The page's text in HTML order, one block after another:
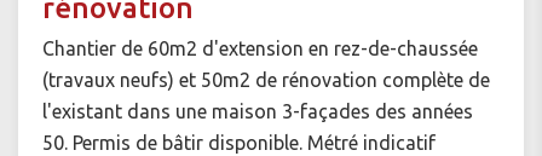
rénovation
Chantier de 60m2 d'extension en rez-de-chaussée
(travaux neufs) et 50m2 de rénovation complète de
l'existant dans une maison 3-façades des années
50. Permis de bâtir disponible. Métré indicatif